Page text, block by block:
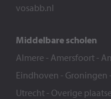
vosabb.nl
Middelbare scholen
Almere - Amersfoort-
Eindhoven - Groningen -
Utrecht- Overige